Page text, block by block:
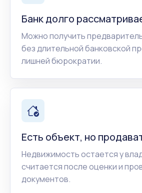
Банк долго
Можно получить
без длительной банковской
лишней бюрократии.
Есть объект, но
Недвижимость остается у
считается после оценки и
документов.